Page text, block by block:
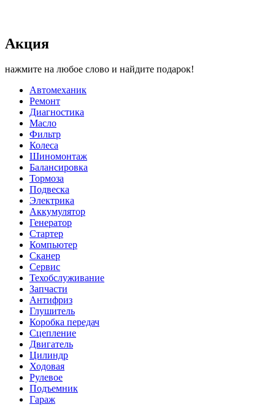
Акция
нажмите на любое слово и найдите подарок!
Автомеханик
Ремонт
Диагностика
Масло
Фильтр
Колеса
Шиномонтаж
Балансировка
Тормоза
Подвеска
Электрика
Аккумулятор
Генератор
Стартер
Компьютер
Сканер
Сервис
Техобслуживание
Запчасти
Антифриз
Глушитель
Коробка передач
Сцепление
Двигатель
Цилиндр
Ходовая
Рулевое
Подъемник
Гараж